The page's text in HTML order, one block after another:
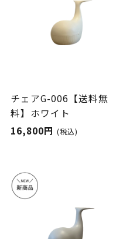
チェアG-006【送料無
料】ホワイト
16,800円 (税込)